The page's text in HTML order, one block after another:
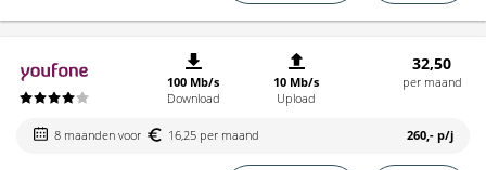
100 Mb/s
Download
10 Mb/s
Upload
32,50
per maand
8 maanden voor 16,25 per maand 260,- p/j